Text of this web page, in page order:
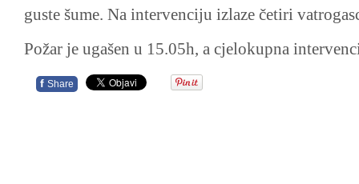
guste šume. Na intervenciju izlaze četiri
Požar je ugašen u 15.05h, a cjelokupna
f Share